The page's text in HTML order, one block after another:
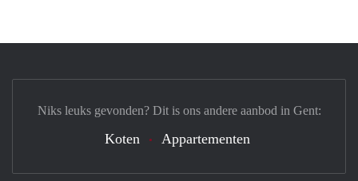
Niks leuks gevonden? Dit is ons andere aanbod in Gent:
Koten Appartementen